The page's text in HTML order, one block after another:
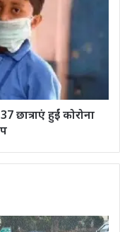
छात्राएं हुईं कोरोना